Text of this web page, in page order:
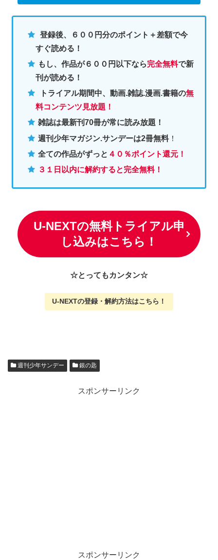
登録後、６００円分のポイント＋差額で今
すぐ読める！
もし、作品が６００円以下なら完全無料で新
刊が読める！
トライアル期間中、動画.雑誌.漫画.書籍の無
料コンテンツ見放題！
雑誌は最新刊70冊が常に読み放題！
週刊少年マガジン.サンデーは2冊無料！
全ての作品がずっと ４０％ポイント還元！
３１日以内に解約すると完全無料！
U-NEXTの無料トライアル申
し込みはこちら！
☆とってもカンタン☆
U-NEXTの登録・解約方法はこちら ！
週刊少年サンデー 銀の匙
スポンサーリンク
スポンサーリンク